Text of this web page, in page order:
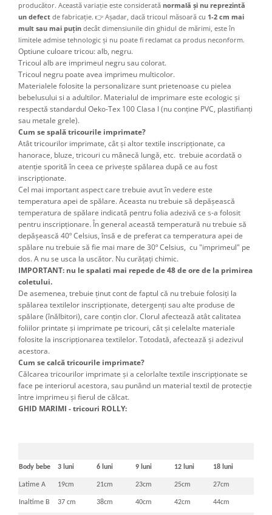
producător. Această variație este considerată normală și nu reprezintă
un defect de fabricație. 👉 Așadar, dacă tricoul măsoară cu 1-2 cm mai
mult sau mai puțin decât dimensiunile din ghidul de mărimi, este în
limitele admise tehnologic și nu poate fi reclamat ca produs neconform.
Optiune culoare tricou: alb, negru.
Tricoul alb are imprimeul negru sau colorat.
Tricoul negru poate avea imprimeu multicolor.
Materialele folosite la personalizare sunt prietenoase cu pielea
bebelusului si a adultilor. Materialul de imprimare este ecologic și
respectă standardul Oeko-Tex 100 Clasa I (nu conține PVC, plastifianți
sau metale grele).
Cum se spală tricourile imprimate?
Atât tricourilor imprimate, cât şi altor textile inscripţionate, ca
hanorace, bluze, tricouri cu mânecă lungă, etc. trebuie acordată o
atenţie sporită în ceea ce priveşte spălarea după ce au fost
inscripţionate.
Cel mai important aspect care trebuie avut în vedere este
temperatura apei de spălare. Aceasta nu trebuie să depăşească
temperatura de spălare indicată pentru folia adezivă ce s-a folosit
pentru inscripţionare. În general această temperatură nu trebuie să
depăşească 40º Celsius, însă e de preferat ca temperatura apei de
spălare nu trebuie să fie mai mare de 30º Celsius, cu "imprimeul" pe
dos. A nu se usca la uscător. Nu curățați chimic.
IMPORTANT: nu le spalati mai repede de 48 de ore de la primirea
coletului.
De asemenea, trebuie ţinut cont de faptul că nu trebuie folosiţi la
spălarea textilelor inscripţionate, detergenţi sau alte produse de
spălare (înălbitori), care conţin clor. Clorul afectează atât calitatea
foliilor printate şi imprimate pe tricouri, cât şi celelalte materiale
folosite la inscripţionarea textilelor. Totodată, afectează şi adezivul
acestora.
Cum se calcă tricourile imprimate?
Călcarea tricourilor imprimate şi a celorlalte textile inscripţionate se
face pe interiorul acestora, sau punând un material textil de protecţie
între imprimeu şi fierul de călcat.
GHID MARIMI - tricouri ROLLY:
Body bebe 3 luni 6 luni 9 luni 12 luni 18 luni
Latime A 19cm 21cm 23cm 25cm 27cm
Inaltime B 37 cm 38cm 40cm 42cm 44cm